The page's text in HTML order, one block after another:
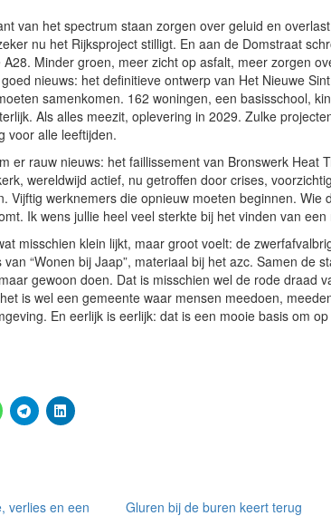
van het spectrum staan zorgen over geluid en
nu het Rijksproject stilligt. En aan de Domstraat
Minder groen, meer zicht op asfalt, meer zorgen
nieuws: het definitieve ontwerp van Het Nieuwe
samenkomen. 162 woningen, een basisschool,
Als alles meezit, oplevering in 2029. Zulke
voor alle leeftijden.
er rauw nieuws: het faillissement van Bronswerk Heat
wereldwijd actief, nu getroffen door crises,
Vijftig werknemers die opnieuw moeten beginnen.
Ik wens jullie heel veel sterkte bij het vinden van een
misschien klein lijkt, maar groot voelt: de
van “Wonen bij Jaap”, materiaal bij het azc. Samen de
gewoon doen. Dat is misschien wel de rode draad
is wel een gemeente waar mensen meedoen,
En eerlijk is eerlijk: dat is een mooie basis om
verlies en een
Gluren bij de buren keert terug